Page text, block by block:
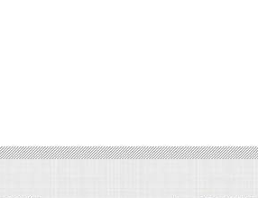
VESTI|PEĆINCI VESTI|